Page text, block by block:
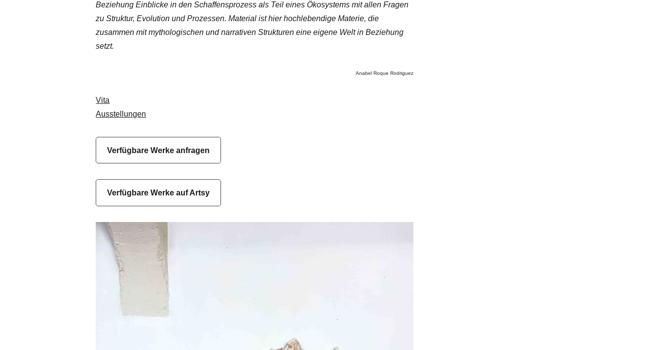
Beziehung Einblicke in den Schaffensprozess als Teil eines Ökosystems mit allen Fragen
zu Struktur, Evolution und Prozessen. Material ist hier hochlebendige Materie, die
zusammen mit mythologischen und narrativen Strukturen eine eigene Welt in Beziehung
setzt.
Anabel Roque Rodriguez
Vita
Ausstellungen
Verfügbare Werke anfragen
Verfügbare Werke auf Artsy